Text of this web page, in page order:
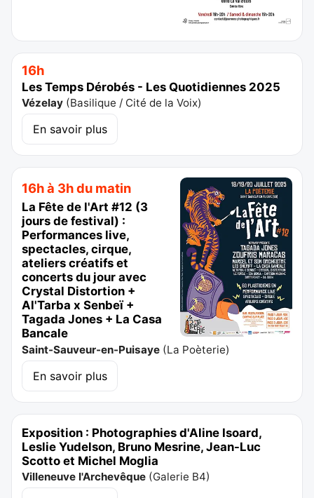
16h
Les Temps Dérobés - Les Quotidiennes 2025
Vézelay (Basilique / Cité de la Voix)
En savoir plus
16h à 3h du matin
La Fête de l'Art #12 (3
jours de festival) :
Performances live,
spectacles, cirque,
ateliers créatifs et
concerts du jour avec
Crystal Distortion +
Al'Tarba x Senbeï +
Tagada Jones + La Casa
Bancale
Saint-Sauveur-en-Puisaye (La Poèterie)
En savoir plus
Exposition : Photographies d'Aline Isoard,
Leslie Yudelson, Bruno Mesrine, Jean-Luc
Scotto et Michel Moglia
Villeneuve l'Archevêque (Galerie B4)